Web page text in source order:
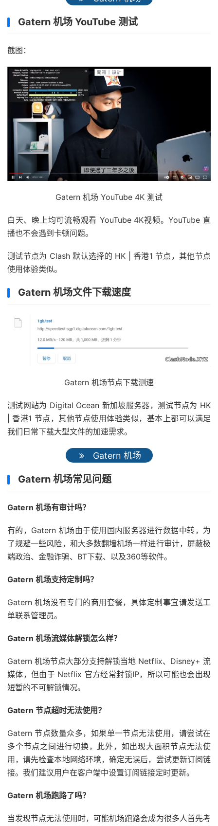
Gatern 机场 YouTube 测试
截图：
Gatern 机场 YouTube 4K 测试
白天、晚上均可流畅观看 YouTube 4K视频。YouTube 直
播也不会遇到卡顿问题。
测试节点为 Clash 默认选择的 HK | 香港1 节点，其他节点
使用体验类似。
Gatern 机场文件下载速度
Gatern 机场节点下载测速
测试网站为 Digital Ocean 新加坡服务器，测试节点为 HK
| 香港1 节点，其他节点使用体验类似，基本上都可以满足
我们日常下载大型文件的加速需求。
Gatern 机场
Gatern 机场常见问题
Gatern 机场有审计吗？
有的，Gatern 机场由于使用国内服务器进行数据中转，为
了规避一些风险，和大多数翻墙机场一样进行审计，屏蔽极
端政治、金融诈骗、BT下载、以及360等软件。
Gatern 机场支持定制吗？
Gatern 机场没有专门的商用套餐，具体定制事宜请发送工
单联系管理员。
Gatern 机场流媒体解锁怎么样？
Gatern 机场节点大部分支持解锁当地 Netflix、Disney+ 流
媒体，但由于 Netflix 官方经常封锁IP，所以可能也会出现
短暂的不可解锁情况。
Gatern 节点超时无法使用？
Gatern 节点数量众多，如果单一节点无法使用，请尝试在
多个节点之间进行切换，此外，如出现大面积节点无法使
用，请先检查本地网络环境，确定无误后，尝试更新订阅链
接。我们建议用户在客户端中设置订阅链接定时更新。
Gatern 机场跑路了吗？
当发现节点无法使用时，可能机场跑路会成为很多人首先考